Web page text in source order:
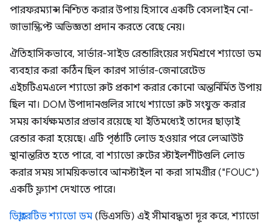
পারফরম্যান্স নিশ্চিত করার উপায় হিসাবে একটি বেসলাইন নো-
জাভাস্ক্রিপ্ট অভিজ্ঞতা প্রদান করতে বেছে নেয়।
ঐতিহাসিকভাবে, সার্ভার-সাইড রেন্ডারিংয়ের সংমিশ্রণে শ্যাডো ডম
ব্যবহার করা কঠিন ছিল কারণ সার্ভার-জেনারেটেড
এইচটিএমএলে শ্যাডো রুট প্রকাশ করার কোনো অন্তর্নির্মিত উপায়
ছিল না। DOM উপাদানগুলির সাথে শ্যাডো রুট সংযুক্ত করার
সময় কার্যক্ষমতার প্রভাব রয়েছে যা ইতিমধ্যেই তাদের ছাড়াই
রেন্ডার করা হয়েছে। এটি পৃষ্ঠাটি লোড হওয়ার পরে লেআউট
স্থানান্তরিত হতে পারে, বা শ্যাডো রুটের স্টাইলশীটগুলি লোড
করার সময় সাময়িকভাবে আনস্টাইল না করা সামগ্রীর ("FOUC")
একটি ফ্ল্যাশ দেখাতে পারে।
ডিক্লারেটিভ শ্যাডো ডম (ডিএসডি) এই সীমাবদ্ধতা দূর করে, শ্যাডো